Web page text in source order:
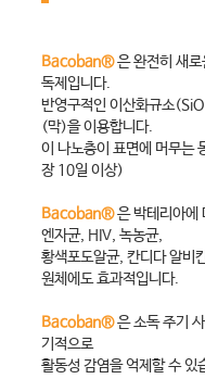
Bacoban®은 완전히 새로
독제입니다.
반영구적인 이산화규소
(막)을 이용합니다.
이 나노층이 표면에 머무는
장 10일 이상)
Bacoban®은 박테리아에
엔자균, HIV, 녹농균,
황색포도알균, 칸디다 알
원체에도 효과적입니다.
Bacoban®은 소독 주기
기적으로
활동성 감염을 억제할 수 있